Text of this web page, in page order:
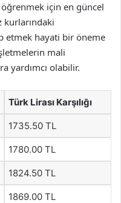
öğrenmek için en güncel
kurlarındaki
etmek hayati bir öneme
mali
yardımcı olabilir.
Türk Lirası Karşılığı
1735.50 TL
1780.00 TL
1824.50 TL
1869.00 TL